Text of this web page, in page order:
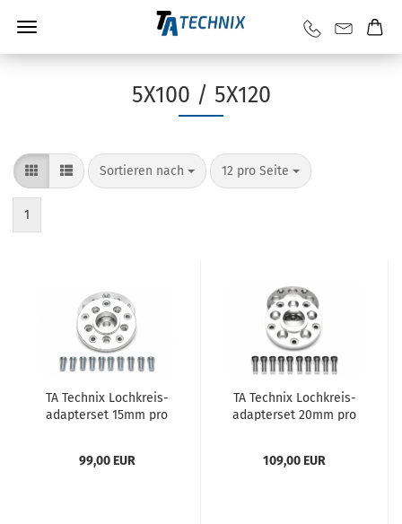
5X100 / 5X120
Sortieren nach 12 pro Seite
1
TA Tech­nix Loch­kreis­
ad­ap­ter­set 15mm pro
99,00 EUR
TA Tech­nix Loch­kreis­
ad­ap­ter­set 20mm pro
109,00 EUR